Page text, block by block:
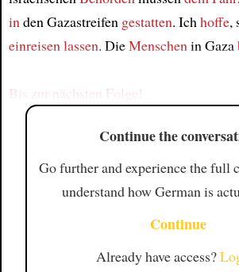
Article
inden Gazastreifen gestatten. Ichhoffe,
einreisen lassen. DieMenschenin Gaza
Bis zur nächsten Folge!
Continue the
Go further and experience the full
understand how German is
Continue
Already have access?